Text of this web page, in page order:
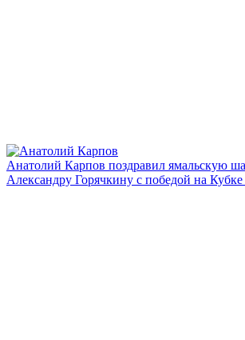
Анатолий Карпов поздравил ямальскую
Александру Горячкину с победой на